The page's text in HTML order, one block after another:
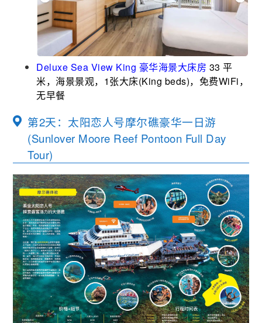
Deluxe Sea View King 豪华海景大床房 33 平
米，海景景观，1张大床(King beds)，免费WiFi，
无早餐
第2天：太阳恋人号摩尔礁豪华一日游
(Sunlover Moore Reef Pontoon Full Day
Tour)